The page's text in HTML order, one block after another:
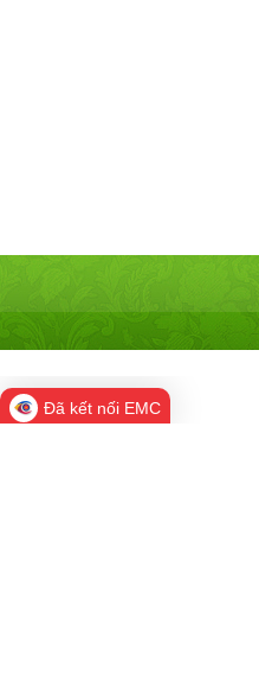
Đã kết nối EMC